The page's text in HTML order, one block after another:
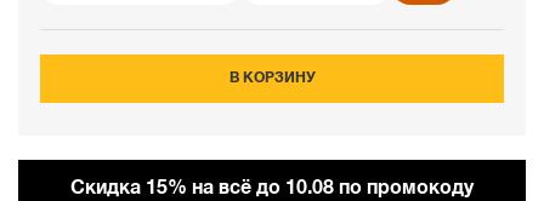
В КОРЗИНУ
Cкидка 15% на всё до 10.08 по промокоду